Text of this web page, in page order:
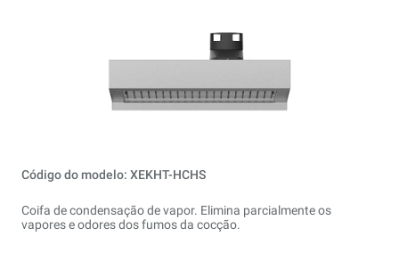
Código do modelo: XEKHT-HCHS
Coifa de condensação de vapor. Elimina parcialmente os
vapores e odores dos fumos da cocção.